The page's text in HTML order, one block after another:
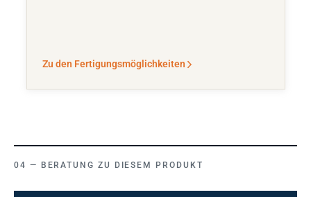
Zu den Fertigungsmöglichkeiten
BERATUNG ZU DIESEM PRODUKT